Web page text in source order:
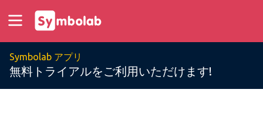
Symbolab アプリ
無料トライアルをご利用いただけます!